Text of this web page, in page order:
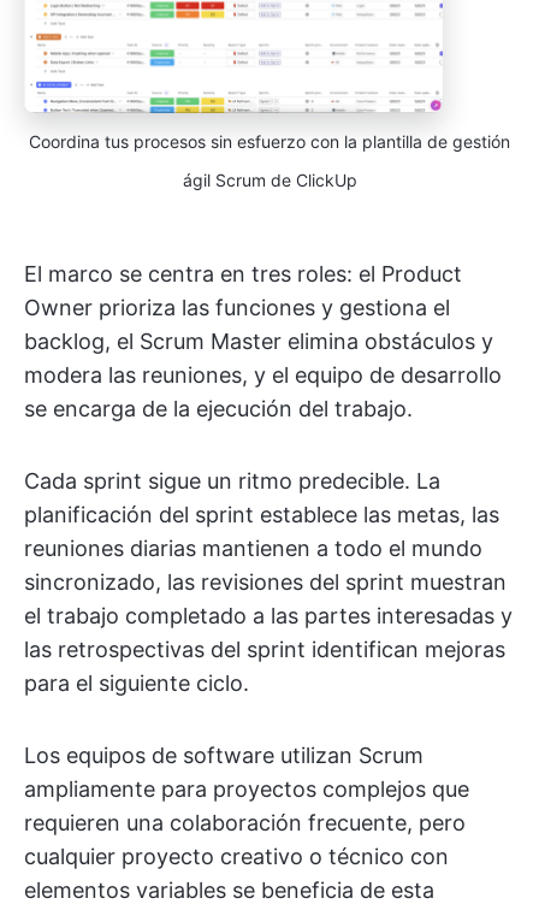
Coordina tus procesos sin esfuerzo con la plantilla de gestión
ágil Scrum de ClickUp
El marco se centra en tres roles: el Product
Owner prioriza las funciones y gestiona el
backlog, el Scrum Master elimina obstáculos y
modera las reuniones, y el equipo de desarrollo
se encarga de la ejecución del trabajo.
Cada sprint sigue un ritmo predecible. La
planificación del sprint establece las metas, las
reuniones diarias mantienen a todo el mundo
sincronizado, las revisiones del sprint muestran
el trabajo completado a las partes interesadas y
las retrospectivas del sprint identifican mejoras
para el siguiente ciclo.
Los equipos de software utilizan Scrum
ampliamente para proyectos complejos que
requieren una colaboración frecuente, pero
cualquier proyecto creativo o técnico con
elementos variables se beneficia de esta